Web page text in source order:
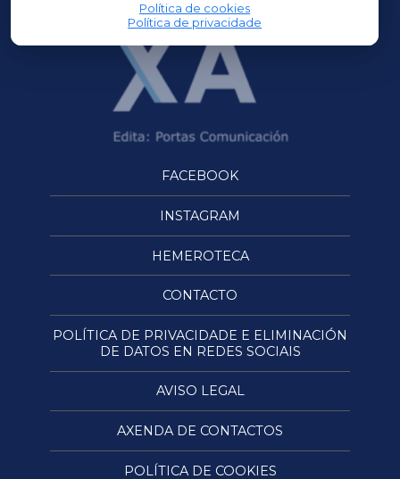
Política de cookies
Política de privacidade
FACEBOOK
INSTAGRAM
HEMEROTECA
CONTACTO
POLÍTICA DE PRIVACIDADE E ELIMINACIÓN
DE DATOS EN REDES SOCIAIS
AVISO LEGAL
AXENDA DE CONTACTOS
POLÍTICA DE COOKIES